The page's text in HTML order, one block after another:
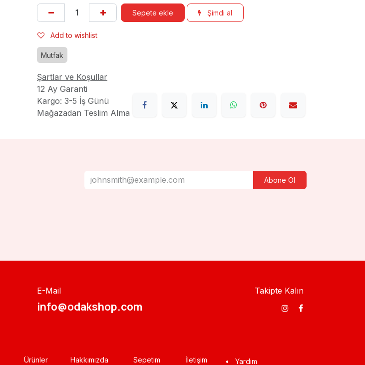
Sepete ekle Şimdi al
Add to wishlist
Mutfak
Şartlar ve Koşullar
12 Ay Garanti
Kargo: 3-5 İş Günü
Mağazadan Teslim Alma
Abone Ol
E-Mail
info@odakshop.com​
Takipte Kalın
Ürünler Hakkımızda Sepetim İletişim • Yardım